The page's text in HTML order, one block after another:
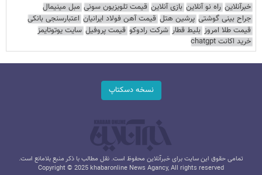
خبرآنلاین راه نو آنلاین بازی آنلاین قیمت تلویزیون سونی مبل مینیمال
جراح بینی گوشتی پرشین هتل قیمت آهن فولاد ایرانیان اعتبارسنجی بانکی
قیمت طلا امروز بلیط قطار شرکت رادوکو قیمت پروفیل سایت یوتوتایمز
خرید اکانت chatgpt
نسخه دسکتاپ
تمامی حقوق این سایت برای خبرآنلاین محفوظ است. نقل مطالب با ذکر منبع بلامانع است.
Copyright © 2025 khabaronline News Agancy, All rights reserved